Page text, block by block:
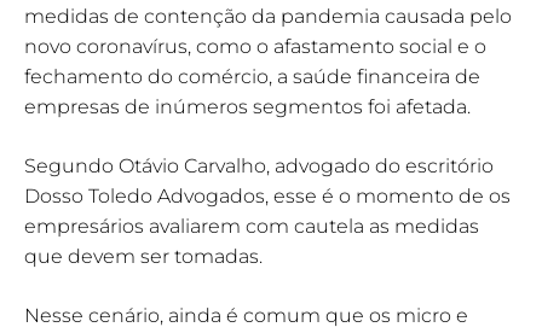
medidas de contenção da pandemia causada pelo
novo coronavírus, como o afastamento social e o
fechamento do comércio, a saúde financeira de
empresas de inúmeros segmentos foi afetada.
Segundo Otávio Carvalho, advogado do escritório
Dosso Toledo Advogados, esse é o momento de os
empresários avaliarem com cautela as medidas
que devem ser tomadas.
Nesse cenário, ainda é comum que os micro e